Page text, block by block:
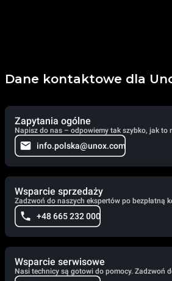
Dane kontaktowe dla
Zapytania ogólne
Napisz do nas – odpowiemy tak szybko, jak to
info.polska@unox.com
Wsparcie sprzedaży
Zadzwoń do naszych ekspertów po bezpłatną
+48 665 232 000
Wsparcie serwisowe
Nasi technicy są gotowi do pomocy. Zadzwoń